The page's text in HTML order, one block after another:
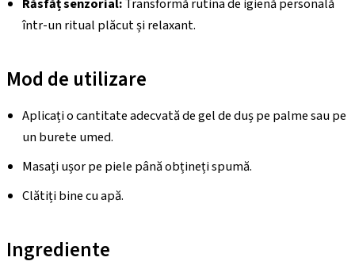
Răsfăț senzorial:Transformă rutina de igienă personală
într-un ritual plăcut și relaxant.
Mod de utilizare
Aplicați o cantitate adecvată de gel de duș pe palme sau pe
un burete umed.
Masați ușor pe piele până obțineți spumă.
Clătiți bine cu apă.
Ingrediente